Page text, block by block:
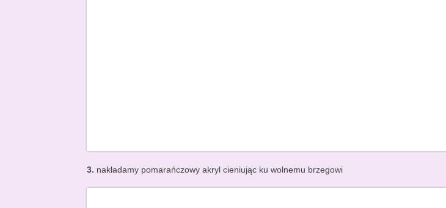
3. nakładamy pomarańczowy akryl cieniując ku wolnemu brzegowi